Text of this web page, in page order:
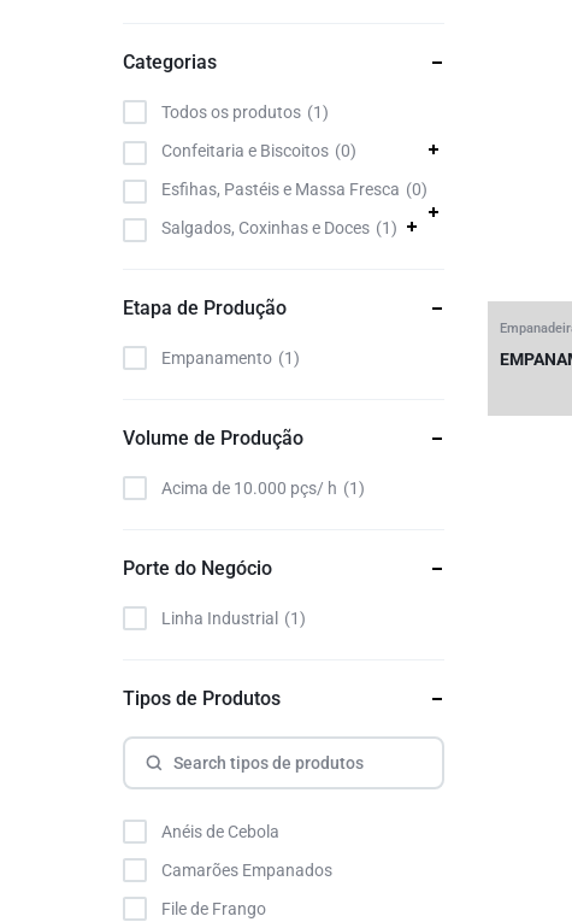
Categorias
Todos os produtos
1
Confeitaria e Biscoitos
0
Esfihas, Pastéis e Massa Fresca
0
Salgados, Coxinhas e Doces
1
Etapa de Produção
Empanamento 1
Volume de Produção
Acima de 10.000 pçs/ h 1
Porte do Negócio
Linha Industrial 1
Tipos de Produtos
Anéis de Cebola
Camarões Empanados
File de Frango